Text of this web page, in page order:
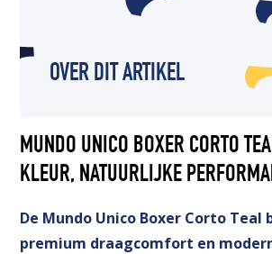
OVER DIT ARTIKEL
MUNDO UNICO BOXER CORTO
KLEUR, NATUURLIJKE
De Mundo Unico Boxer Corto Teal
premium draagcomfort en